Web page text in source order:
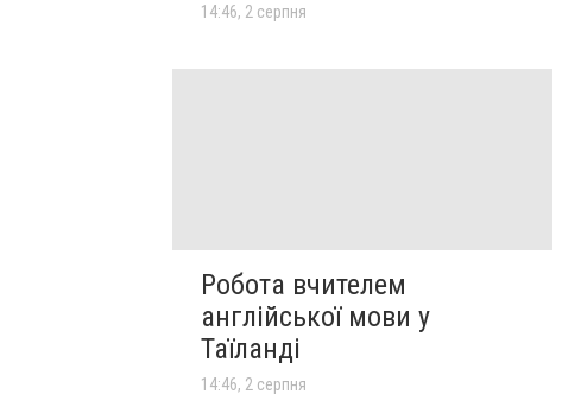
14:46, 2 серпня
Робота вчителем
англійської мови у
Таїланді
14:46, 2 серпня